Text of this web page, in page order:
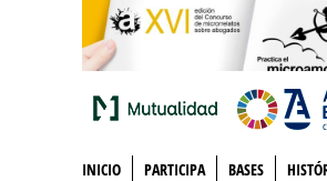
INICIO PARTICIPA BASES